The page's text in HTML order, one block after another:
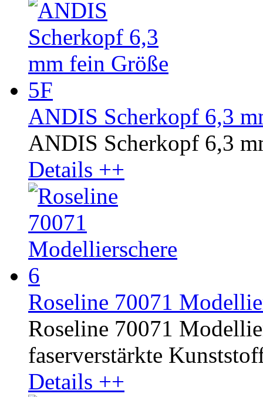
ANDIS Scherkopf 6,3
ANDIS Scherkopf 6,3
Details ++
Roseline 70071
Roseline 70071
faserverstärkte
Details ++